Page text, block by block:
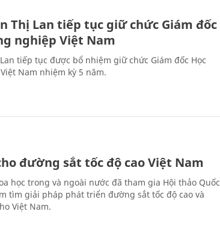
Thị Lan tiếp tục giữ chức Giám đốc
nghiệp Việt Nam
tiếp tục được bổ nhiệm giữ chức Giám đốc Học
Nam nhiệm kỳ 5 năm.
đường sắt tốc độ cao Việt Nam
học trong và ngoài nước đã tham gia Hội thảo Quốc
tìm giải pháp phát triển đường sắt tốc độ cao và
Việt Nam.